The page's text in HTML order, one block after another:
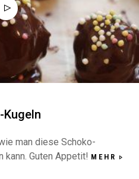
man diese Schoko-
kann. Guten Appetit! MEHR